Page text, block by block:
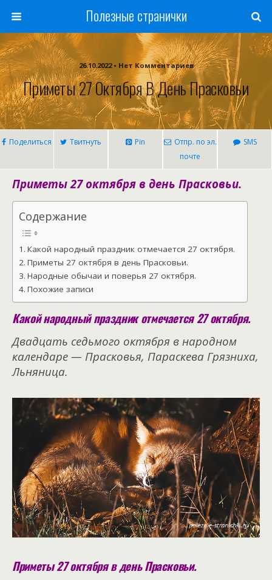
Полезные странички
26.10.2022 • Нет Комментариев
Приметы 27 Октября В День Прасковьи
Поделиться Твитнуть Pin
Отпр. по эл.
почте
SMS
Приметы 27 октября в день Прасковьи.
Содержание
Какой народный праздник отмечается 27 октября.
Приметы 27 октября в день Прасковьи.
Народные обычаи и поверья 27 октября.
Похожие записи
Какой народный праздник отмечается 27 октября.
Двадцать седьмого октября в народном
календаре — Прасковья, Параскева Грязниха,
Льняница.
Приметы 27 октября в день Прасковьи.